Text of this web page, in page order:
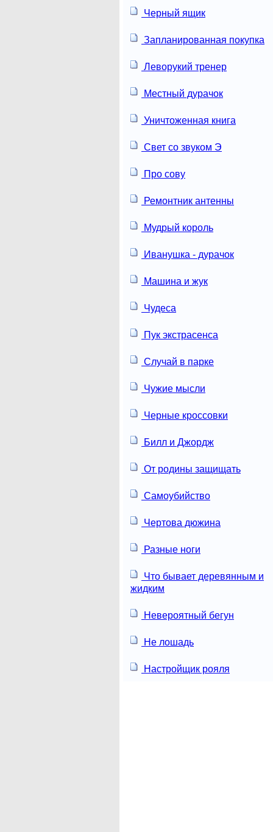
Черный ящик
Запланированная покупка
Леворукий тренер
Местный дурачок
Уничтоженная книга
Свет со звуком Э
Про сову
Ремонтник антенны
Мудрый король
Иванушка - дурачок
Машина и жук
Чудеса
Пук экстрасенса
Случай в парке
Чужие мысли
Черные кроссовки
Билл и Джордж
От родины защищать
Самоубийство
Чертова дюжина
Разные ноги
Что бывает деревянным и
жидким
Невероятный бегун
Не лошадь
Настройщик рояля